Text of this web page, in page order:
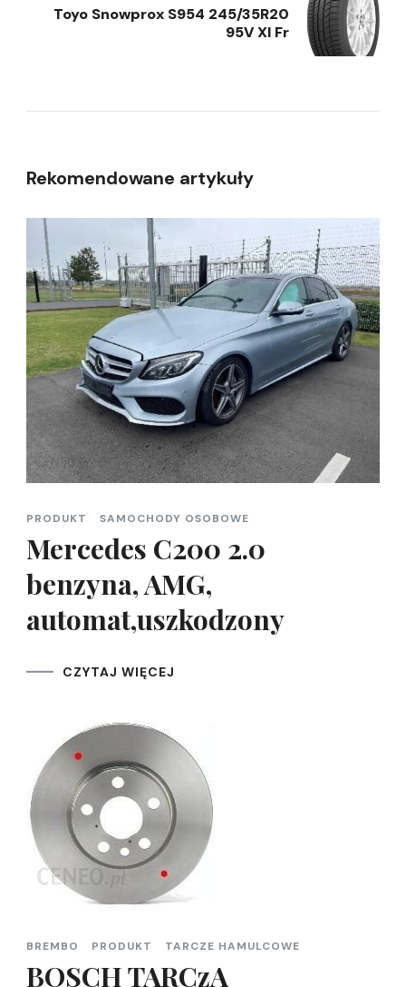
Toyo Snowprox S954 245/35R20
95V Xl Fr
Rekomendowane artykuły
PRODUKT SAMOCHODY OSOBOWE
Mercedes C200 2.0
benzyna, AMG,
automat,uszkodzony
CZYTAJ WIĘCEJ
BREMBO PRODUKT TARCZE HAMULCOWE
BOSCH TARCzA